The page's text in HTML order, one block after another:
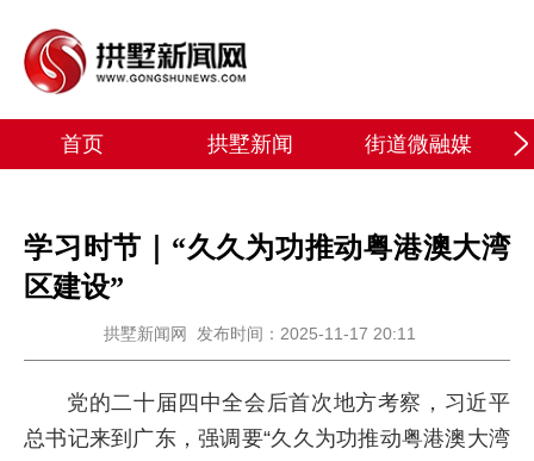
首页 拱墅新闻 街道微融媒
学习时节｜“久久为功推动粤港澳大湾
区建设”
拱墅新闻网 发布时间：2025-11-17 20:11
党的二十届四中全会后首次地方考察，习近平
总书记来到广东，强调要“久久为功推动粤港澳大湾